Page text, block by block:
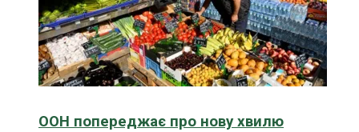
ООН попереджає про нову хвилю